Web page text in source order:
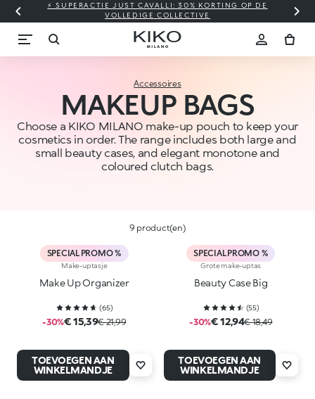
⚡ SUPERACTIE JUST CAVALLI: 30% KORTING OP DE
VOLLEDIGE COLLECTIVE
Accessoires
MAKEUP BAGS
Choose a KIKO MILANO make-up pouch to keep your
cosmetics in order. The range includes both large and
small beauty cases, and elegant monotone and
coloured clutch bags.
9 product(en)
SPECIAL PROMO %
Make-uptasje
Make Up Organizer
(65)
-30%€ 15,39€ 21,99
TOEVOEGEN AAN
WINKELMANDJE
SPECIAL PROMO %
Grote make-uptas
Beauty Case Big
(55)
-30%€ 12,94€ 18,49
TOEVOEGEN AAN
WINKELMANDJE